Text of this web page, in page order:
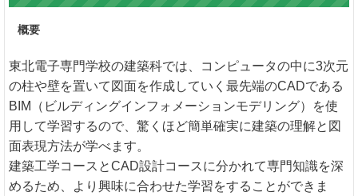
概要
東北電子専門学校の建築科では、コンピュータの中に3次元
の柱や壁を置いて図面を作成していく最先端のCADである
BIM（ビルディングインフォメーションモデリング）を使
用して学習するので、驚くほど簡単確実に建築の理解と図
面表現方法が学べます。
建築工学コースとCAD設計コースに分かれて専門知識を深
めるため、より興味に合わせた学習をすることができま